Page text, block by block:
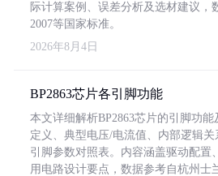
际计算案例、误差分析及选材建议，
2007等国家标准。
2026年8月4日
BP2863芯片各引脚功能
本文详细解析BP2863芯片的引脚功
定义、典型电压/电流值、内部逻辑
引脚参数对照表。内容涵盖驱动配置
用电路设计要点，数据参考自杭州士